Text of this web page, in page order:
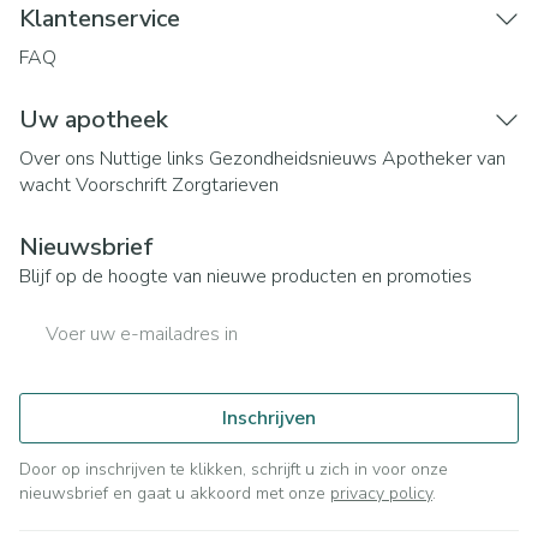
Klantenservice
FAQ
Uw apotheek
Over ons Nuttige links Gezondheidsnieuws Apotheker van
wachtVoorschrift Zorgtarieven
Nieuwsbrief
Blijf op de hoogte van nieuwe producten en promoties
Inschrijven
Door op inschrijven te klikken, schrijft u zich in voor onze
nieuwsbrief en gaat u akkoord met onze privacy policy.